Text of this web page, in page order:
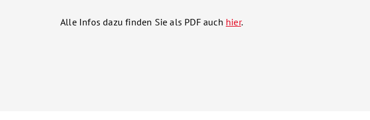
Alle Infos dazu finden Sie als PDF auch hier.